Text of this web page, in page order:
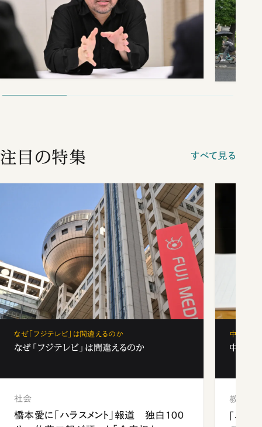
注目の特集 すべて見る
なぜ「フジテレビ」は間違えるのか
なぜ「フジテレビ」は間違えるのか
社会
橋本愛に「ハラスメント」報道 独白100
中学受験
中学受
教育
「早